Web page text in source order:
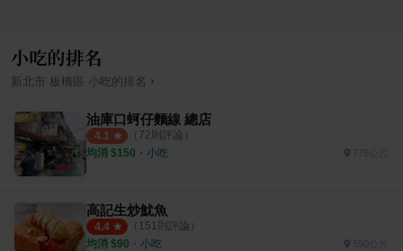
小吃的排名
新北市 板橋區 小吃 的排名 ›
油庫口蚵仔麵線 總店
4.1 （ 72則評論）
均消 $150 ・ 小吃
高記生炒魷魚
4.4 （ 151 則評論）
均消 $90 ・ 小吃 590公尺